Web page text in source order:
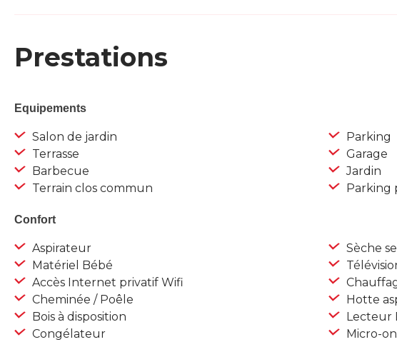
Prestations
Equipements
Salon de jardin
Terrasse
Barbecue
Terrain clos commun
Parking
Garage
Jardin
Parking
Confort
Aspirateur
Matériel Bébé
Accès Internet privatif Wifi
Cheminée / Poêle
Bois à disposition
Congélateur
Sèche
Hotte
Lecteur
Micro-